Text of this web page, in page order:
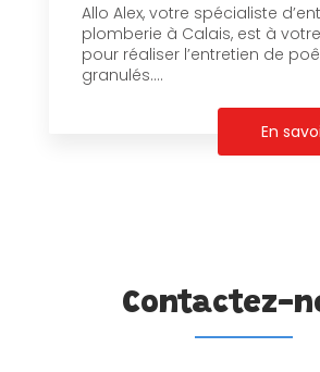
Allo Alex, votre spécialiste
plomberie à Calais, est à
pour réaliser l’entretien de
granulés....
En
Contactez-